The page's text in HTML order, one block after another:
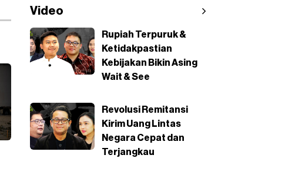
Video
Rupiah Terpuruk &
Ketidakpastian
Kebijakan Bikin Asing
Wait & See
Revolusi Remitansi
Kirim Uang Lintas
Negara Cepat dan
Terjangkau